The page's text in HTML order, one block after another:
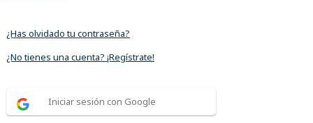
¿Has olvidado tu contraseña?
¿No tienes una cuenta? ¡Regístrate!
Iniciar sesión con Google